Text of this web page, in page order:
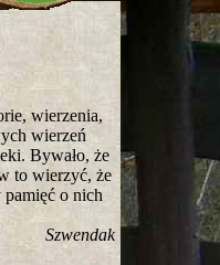
wierzenia,
wierzeń
Bywało, że
to wierzyć, że
pamięć o nich
Szwendak